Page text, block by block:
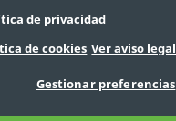
Company. Todos los
fiable de un
Privacidad
Legal
de privacidad
de cookies Ver aviso legal
Gestionar preferencias